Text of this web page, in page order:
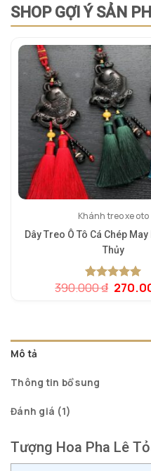
SHOP GỢI Ý SẢN
Khánh treo xe oto
Dây Treo Ô Tô Cá Chép
Thủy
5.00trên 5
1
390.000₫ Giá
Mô tả
Thông tin bổ sung
Đánh giá (1)
Tượng Hoa Pha Lê